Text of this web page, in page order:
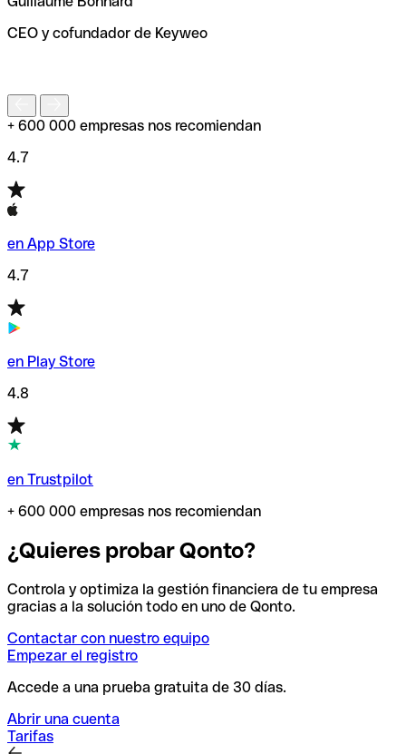
de enviar tu transferencia.
CEO y cofundador de Keyweo
+ 600 000 empresas nos recomiendan
4.7
en App Store
4.7
en Play Store
4.8
en Trustpilot
+ 600 000 empresas nos recomiendan
¿Quieres probar Qonto?
Controla y optimiza la gestión financiera de tu empresa
gracias a la solución todo en uno de Qonto.
Contactar con nuestro equipo
Empezar el registro
Accede a una prueba gratuita de 30 días.
Abrir una cuenta
Tarifas